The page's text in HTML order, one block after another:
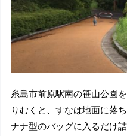
糸島市前原駅南の笹山公園
りむくと、すなは地面に落
ナナ型のバッグに入るだけ詰